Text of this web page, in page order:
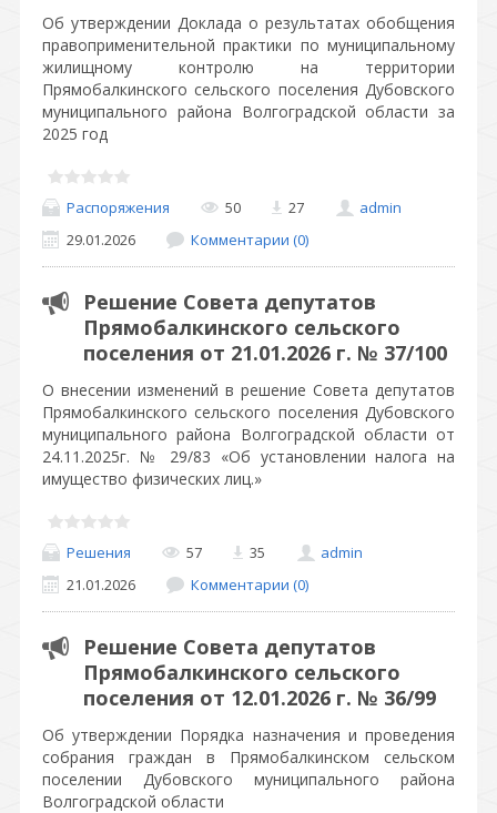
Об утверждении Доклада о результатах обобщения
правоприменительной практики по муниципальному
жилищному контролю на территории
Прямобалкинского сельского поселения Дубовского
муниципального района Волгоградской области за
2025 год
Распоряжения 50 27
admin
29.01.2026
Комментарии (0)
Решение Совета депутатов
Прямобалкинского сельского
поселения от 21.01.2026 г. № 37/100
О внесении изменений в решение Совета депутатов
Прямобалкинского сельского поселения Дубовского
муниципального района Волгоградской области от
24.11.2025г. № 29/83 «Об установлении налога на
имущество физических лиц.»
Решения 57 35
admin
21.01.2026
Комментарии (0)
Решение Совета депутатов
Прямобалкинского сельского
поселения от 12.01.2026 г. № 36/99
Об утверждении Порядка назначения и проведения
собрания граждан в Прямобалкинском сельском
поселении Дубовского муниципального района
Волгоградской области